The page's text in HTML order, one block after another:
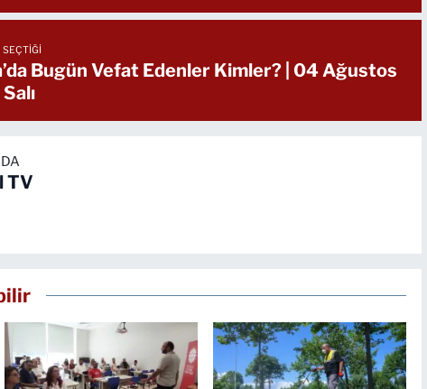
SEÇTIĞI
Bugün Vefat Edenler Kimler? | 04 Ağustos
TV